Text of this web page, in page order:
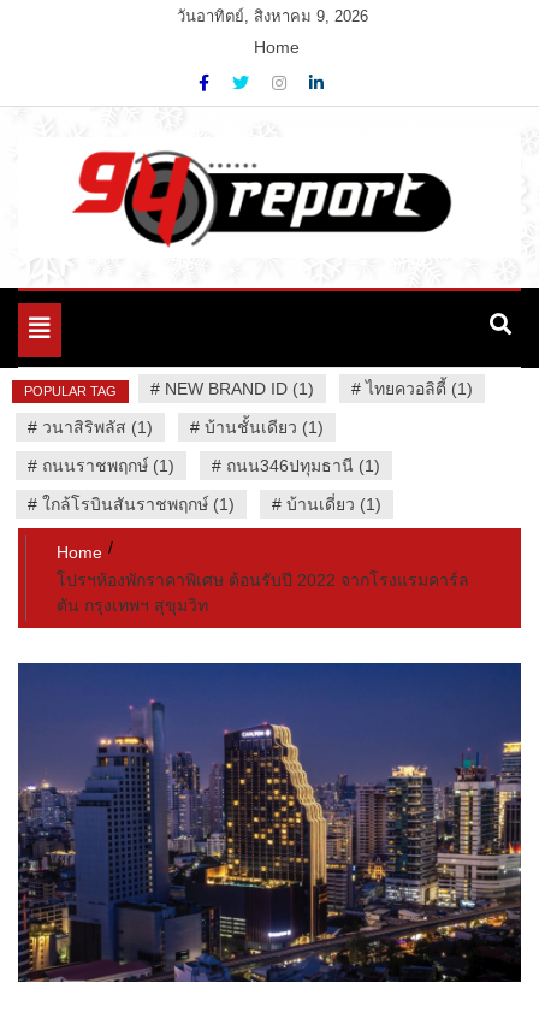
วันอาทิตย์, สิงหาคม 9, 2026
Home
94 Report.com
Variety News
Toggle
POPULAR TAG # NEW BRAND ID (1) #ไทยควอลิตี้ (1)
# วนาสิริพลัส (1) # บ้านชั้นเดียว (1)
# ถนนราชพฤกษ์ (1) # ถนน346ปทุมธานี (1)
# ใกล้โรบินสันราชพฤกษ์ (1) # บ้านเดี่ยว (1)
Home
โปรฯห้องพักราคาพิเศษ ต้อนรับปี 2022 จากโรงแรมคาร์ล
ตัน กรุงเทพฯ สุขุมวิท